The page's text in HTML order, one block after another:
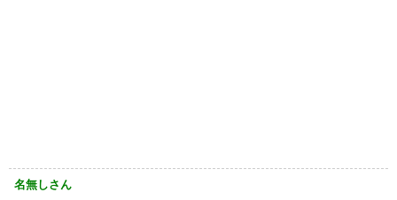
名無しさん